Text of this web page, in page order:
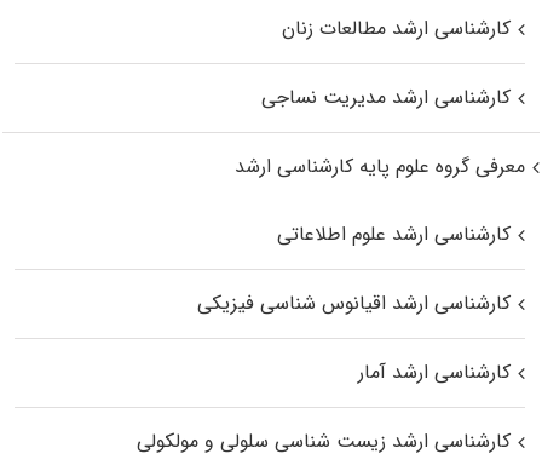
کارشناسی ارشد مطالعات زنان
کارشناسی ارشد مدیریت نساجی
معرفی گروه علوم پایه کارشناسی ارشد
کارشناسی ارشد علوم اطلاعاتی
کارشناسی ارشد اقیانوس‌ شناسی فیزیکی
کارشناسی ارشد آمار
کارشناسی ارشد زیست شناسی سلولی و مولکولی